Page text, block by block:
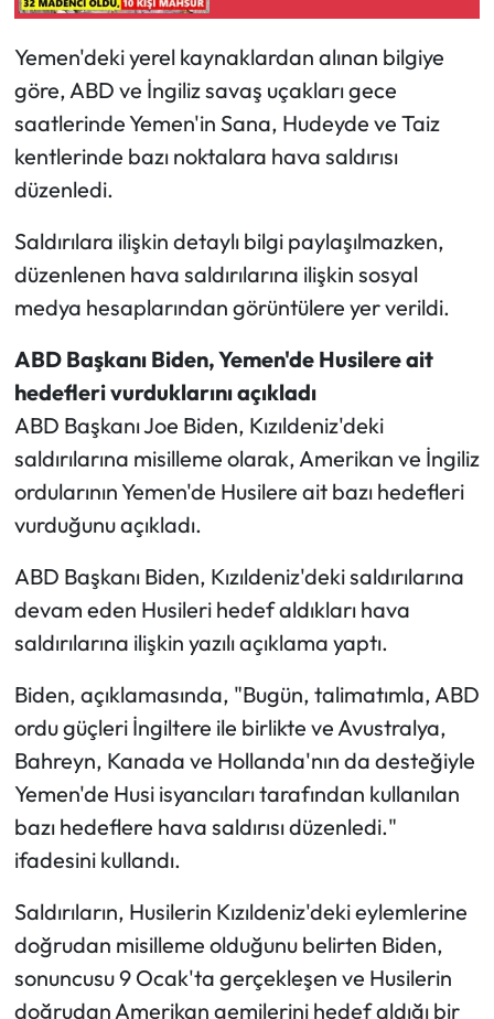
Yemen'deki yerel kaynaklardan alınan bilgiye
göre, ABD ve İngiliz savaş uçakları gece
saatlerinde Yemen'in Sana, Hudeyde ve Taiz
kentlerinde bazı noktalara hava saldırısı
düzenledi.
Saldırılara ilişkin detaylı bilgi paylaşılmazken,
düzenlenen hava saldırılarına ilişkin sosyal
medya hesaplarından görüntülere yer verildi.
ABD Başkanı Biden, Yemen'de Husilere ait
hedefleri vurduklarını açıkladı
ABD Başkanı Joe Biden, Kızıldeniz'deki
saldırılarına misilleme olarak, Amerikan ve İngiliz
ordularının Yemen'de Husilere ait bazı hedefleri
vurduğunu açıkladı.
ABD Başkanı Biden, Kızıldeniz'deki saldırılarına
devam eden Husileri hedef aldıkları hava
saldırılarına ilişkin yazılı açıklama yaptı.
Biden, açıklamasında, "Bugün, talimatımla, ABD
ordu güçleri İngiltere ile birlikte ve Avustralya,
Bahreyn, Kanada ve Hollanda'nın da desteğiyle
Yemen'de Husi isyancıları tarafından kullanılan
bazı hedeflere hava saldırısı düzenledi."
ifadesini kullandı.
Saldırıların, Husilerin Kızıldeniz'deki eylemlerine
doğrudan misilleme olduğunu belirten Biden,
sonuncusu 9 Ocak'ta gerçekleşen ve Husilerin
doğrudan Amerikan gemilerini hedef aldığı bir